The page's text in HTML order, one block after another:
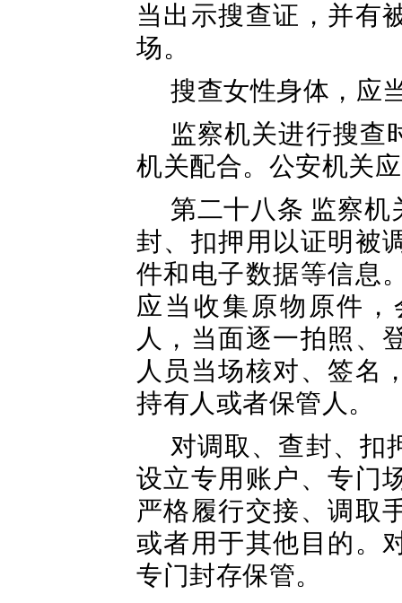
当出示搜查证，并有
场。
搜查女性身体，应
监察机关进行搜查
机关配合。公安机关
第二十八条 监察
封、扣押用以证明被
件和电子数据等信息
应当收集原物原件
人，当面逐一拍照、
人员当场核对、签名
持有人或者保管人。
对调取、查封、扣
设立专用账户、专门
严格履行交接、调取
或者用于其他目的。
专门封存保管。